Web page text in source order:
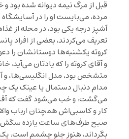
قبل از مرگ نیمه دیوانه شده بود
مرده، می‌بایست او را در
آشپز درجه یکی بود، در محله از
تعریف می‌کردند، بعضی از افراد
کروته یکشنبه‌ها دوستانشان را
و آقای کروته را که یادتان می‌آید،
متشخص بود، مدل انگلیسی‌ها، و
مدام دنبال دستمال یا عینک
می‌گشت، و خب می‌شود گفت که
کار و کاسبی‌اش همچنان ارباب
صبح طرف‌های ساعت یازده سگش
بگرداند، هنوز جلو چشمم است،